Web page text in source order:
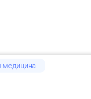
медицина